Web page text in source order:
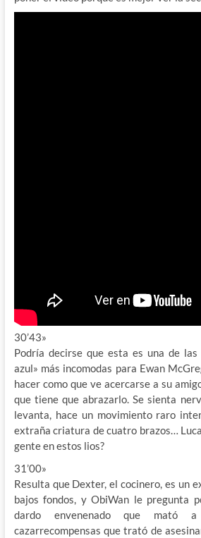
30’43»
Podría decirse que esta es una de las
azul» más incomodas para Ewan
hacer como que ve acercarse a su
que tiene que abrazarlo. Se sienta
levanta, hace un movimiento raro
extraña criatura de cuatro brazos…
gente en estos lios?
31’00»
Resulta que Dexter, el cocinero, es un
bajos fondos, y ObiWan le pregunta
dardo envenenado que mató
cazarrecompensas que trató de